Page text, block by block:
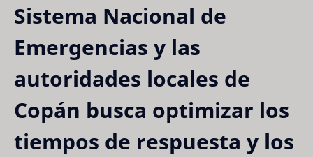
Sistema Nacional de
Emergencias y las
autoridades locales de
Copán busca optimizar los
tiempos de respuesta y los